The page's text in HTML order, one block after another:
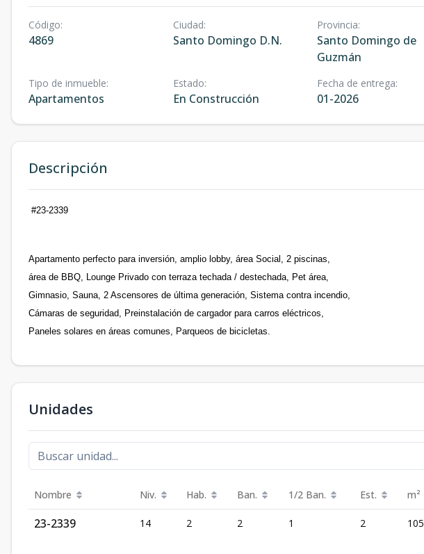
Código:
4869
Ciudad:
Santo Domingo D.N.
Provincia:
Santo Domingo de
Guzmán
Tipo de inmueble:
Apartamentos
Estado:
En Construcción
Fecha de entrega:
01-2026
Descripción
#23-2339
Apartamento perfecto para inversión, amplio lobby, área Social, 2 piscinas,
área de BBQ, Lounge Privado con terraza techada / destechada, Pet área,
Gimnasio, Sauna, 2 Ascensores de última generación, Sistema contra incendio,
Cámaras de seguridad, Preinstalación de cargador para carros eléctricos,
Paneles solares en áreas comunes, Parqueos de bicicletas.
Unidades
Nombre Niv. Hab. Ban. 1/2 Ban. Est. m²
23-2339 14 2 2 1 2 105